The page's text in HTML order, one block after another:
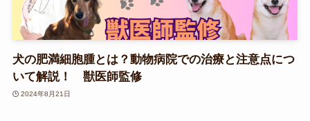
犬の肥満細胞腫とは？動物病院での治療と注意点につ
いて解説！ 獣医師監修
2024年8月21日